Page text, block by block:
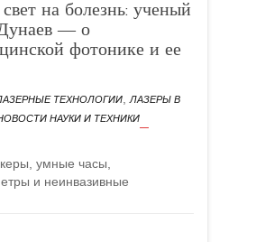
на болезнь: ученый
― о
фотонике и ее
ТЕХНОЛОГИИ
ЛАЗЕРЫ В
НАУКИ И ТЕХНИКИ
умные часы,
и неинвазивные